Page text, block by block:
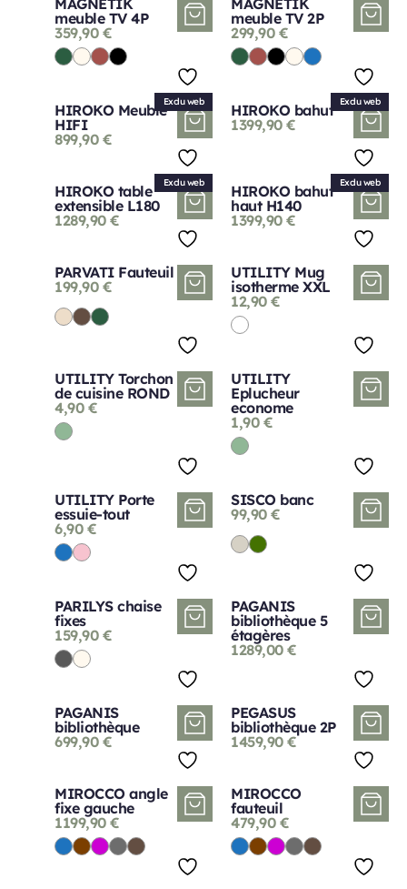
meuble TV 4P
359,90 €
meuble TV 2P
299,90 €
Exclu web
HIROKO Meuble
HIFI
899,90 €
Exclu web
HIROKO bahut
1399,90 €
Exclu web
HIROKO table
extensible L180
1289,90 €
Exclu web
HIROKO bahut
haut H140
1399,90 €
PARVATI Fauteuil
199,90 €
UTILITY Mug
isotherme XXL
12,90 €
UTILITY Torchon
de cuisine ROND
4,90 €
UTILITY
Eplucheur
econome
1,90 €
UTILITY Porte
essuie-tout
6,90 €
SISCO banc
99,90 €
PARILYS chaise
fixes
159,90 €
PAGANIS
bibliothèque 5
étagères
1289,00 €
PAGANIS
bibliothèque
699,90 €
PEGASUS
bibliothèque 2P
1459,90 €
MIROCCO angle
fixe gauche
1199,90 €
MIROCCO
fauteuil
479,90 €